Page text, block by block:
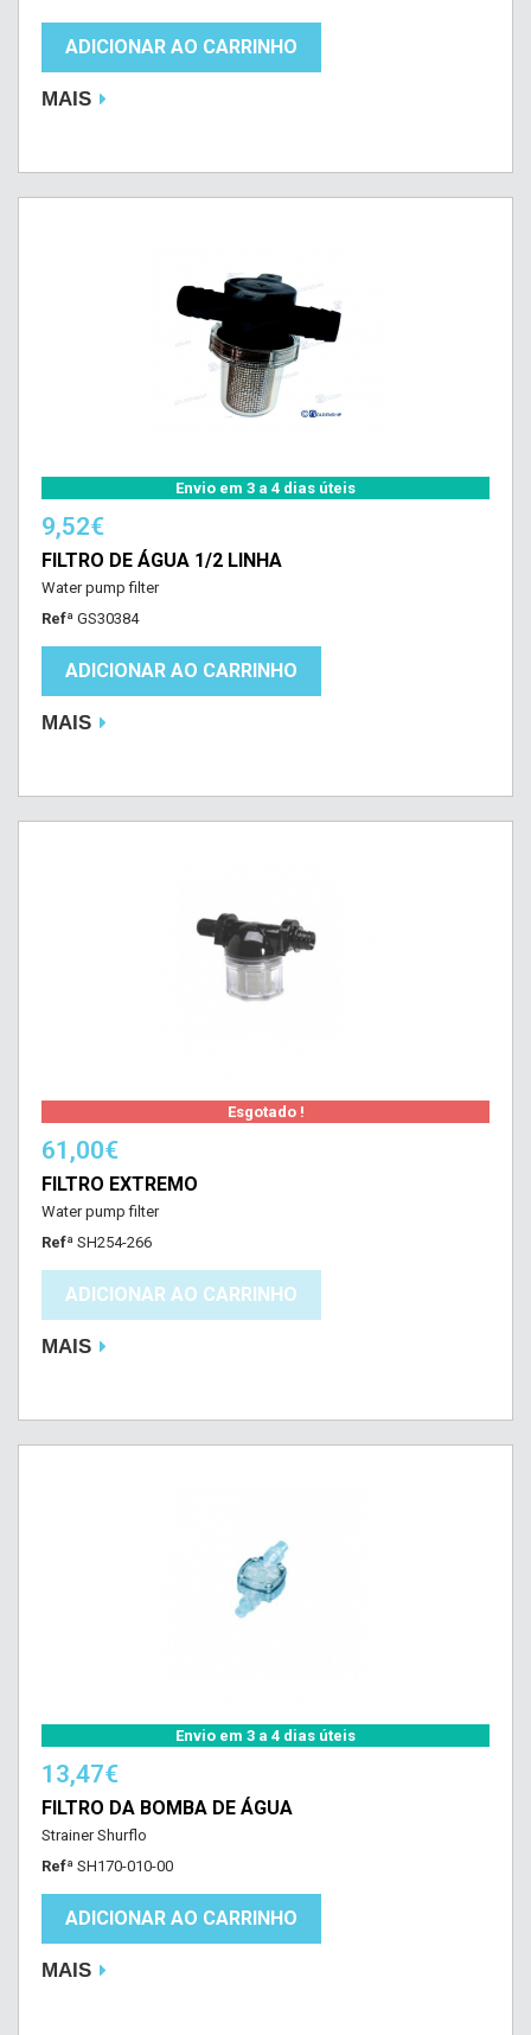
ADICIONAR AO CARRINHO
MAIS
Envio em 3 a 4 dias úteis
9,52€
FILTRO DE ÁGUA 1/2 LINHA
Water pump filter
Refª GS30384
ADICIONAR AO CARRINHO
MAIS
Esgotado !
61,00€
FILTRO EXTREMO
Water pump filter
Refª SH254-266
ADICIONAR AO CARRINHO
MAIS
Envio em 3 a 4 dias úteis
13,47€
FILTRO DA BOMBA DE ÁGUA
Strainer Shurflo
Refª SH170-010-00
ADICIONAR AO CARRINHO
MAIS